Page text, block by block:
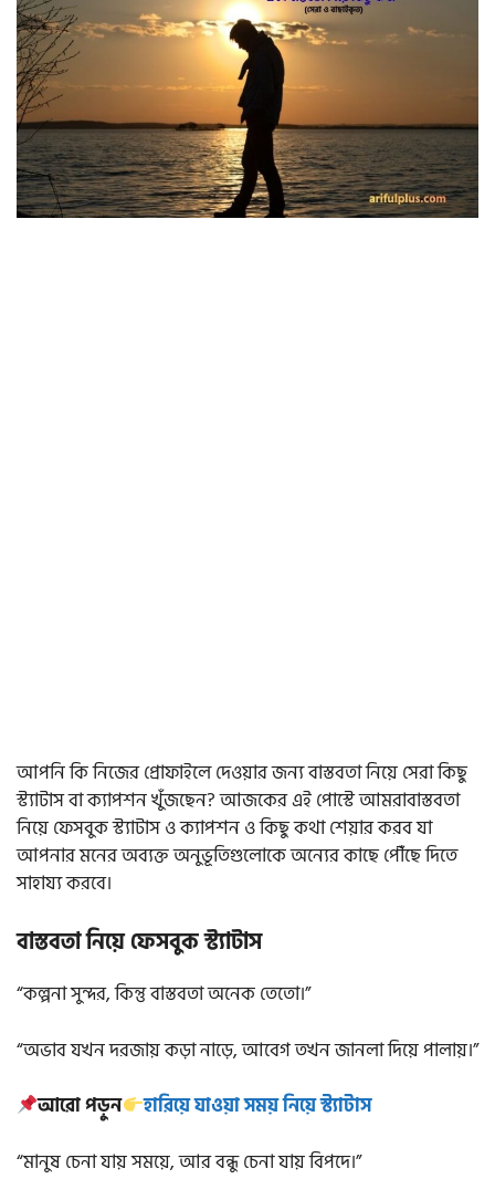
আপনি কি নিজের প্রোফাইলে দেওয়ার জন্য বাস্তবতা নিয়ে সেরা কিছু
স্ট্যাটাস বা ক্যাপশন খুঁজছেন? আজকের এই পোস্টে আমরাবাস্তবতা
নিয়ে ফেসবুক স্ট্যাটাস ও ক্যাপশন ও কিছু কথা শেয়ার করব যা
আপনার মনের অব্যক্ত অনুভূতিগুলোকে অন্যের কাছে পৌঁছে দিতে
সাহায্য করবে।
বাস্তবতা নিয়ে ফেসবুক স্ট্যাটাস
“কল্পনা সুন্দর, কিন্তু বাস্তবতা অনেক তেতো।”
“অভাব যখন দরজায় কড়া নাড়ে, আবেগ তখন জানলা দিয়ে পালায়।”
আরো পড়ুন
হারিয়ে যাওয়া সময় নিয়ে স্ট্যাটাস
“মানুষ চেনা যায় সময়ে, আর বন্ধু চেনা যায় বিপদে।”